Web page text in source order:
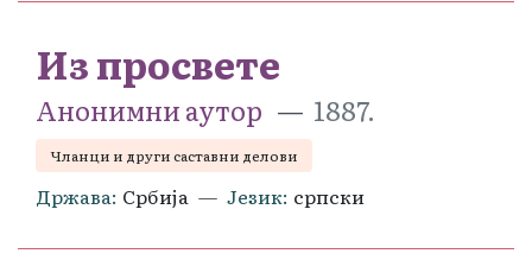
Из просвете
Анонимни аутор 1887.
Чланци и други саставни делови
Држава Србија Језик српски